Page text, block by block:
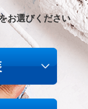
お選びください